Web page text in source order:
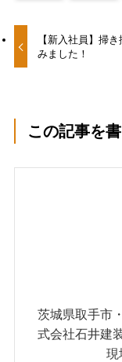
【新入社員】掃
みました！
この記事を
茨城県取手市
式会社石井建
現